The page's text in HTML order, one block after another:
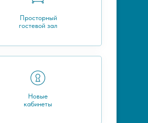
Просторный
гостевой зал
Новые
кабинеты